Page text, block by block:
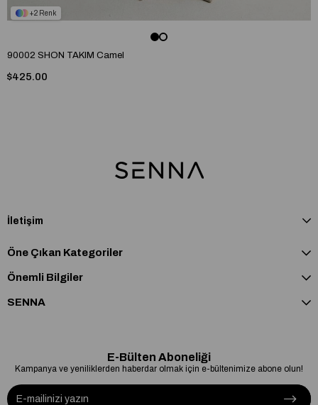
2
90002 SHON TAKIM Camel
$425.00
İletişim
Öne Çıkan Kategoriler
Önemli Bilgiler
SENNA
E-Bülten Aboneliği
Kampanya ve yeniliklerden haberdar olmak için e-bültenimize abone olun!